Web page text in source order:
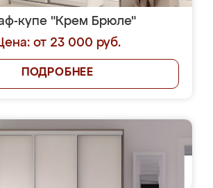
купе "Крем Брюле"
от 23 000 руб.
ПОДРОБНЕЕ